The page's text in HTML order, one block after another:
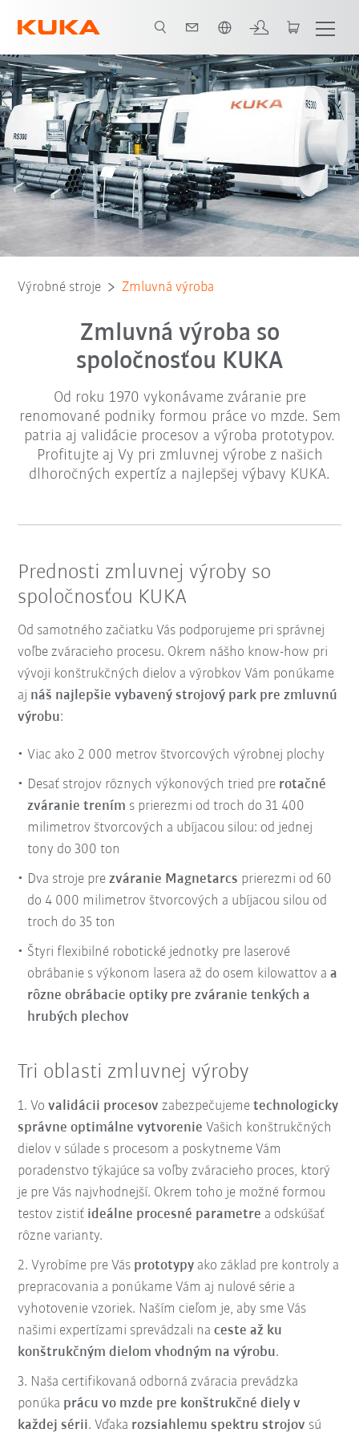
Výrobné stroje Zmluvná výroba
Zmluvná výroba so
spoločnosťou KUKA
Od roku 1970 vykonávame zváranie pre
renomované podniky formou práce vo mzde. Sem
patria aj validácie procesov a výroba prototypov.
Profitujte aj Vy pri zmluvnej výrobe z našich
dlhoročných expertíz a najlepšej výbavy KUKA.
Prednosti zmluvnej výroby so
spoločnosťou KUKA
Od samotného začiatku Vás podporujeme pri správnej
voľbe zváracieho procesu. Okrem nášho know-how pri
vývoji konštrukčných dielov a výrobkov Vám ponúkame
aj náš najlepšie vybavený strojový park pre zmluvnú
výrobu:
Viac ako 2 000 metrov štvorcových výrobnej plochy
Desať strojov rôznych výkonových tried pre rotačné
zváranie trením s prierezmi od troch do 31 400
milimetrov štvorcových a ubíjacou silou: od jednej
tony do 300 ton
Dva stroje prezváranie Magnetarcs prierezmi od 60
do 4 000 milimetrov štvorcových a ubíjacou silou od
troch do 35 ton
Štyri flexibilné robotické jednotky pre laserové
obrábanie s výkonom lasera až do osem kilowattov aa
rôzne obrábacie optiky pre zváranie tenkých a
hrubých plechov
Tri oblasti zmluvnej výroby
1. Vovalidácii procesov zabezpečujemetechnologicky
správne optimálne vytvorenieVašich konštrukčných
dielov v súlade s procesom a poskytneme Vám
poradenstvo týkajúce sa voľby zváracieho proces, ktorý
je pre Vás najvhodnejší. Okrem toho je možné formou
testov zistiť ideálne procesné parametre a odskúšať
rôzne varianty.
2. Vyrobíme pre Vás prototypy ako základ pre kontroly a
prepracovania a ponúkame Vám aj nulové série a
vyhotovenie vzoriek. Naším cieľom je, aby sme Vás
našimi expertízami sprevádzali naceste až ku
konštrukčným dielom vhodným na výrobu.
3. Naša certifikovaná odborná zváracia prevádzka
ponúka prácu vo mzde pre konštrukčné diely v
každej sérii. Vďaka rozsiahlemu spektru strojov sú